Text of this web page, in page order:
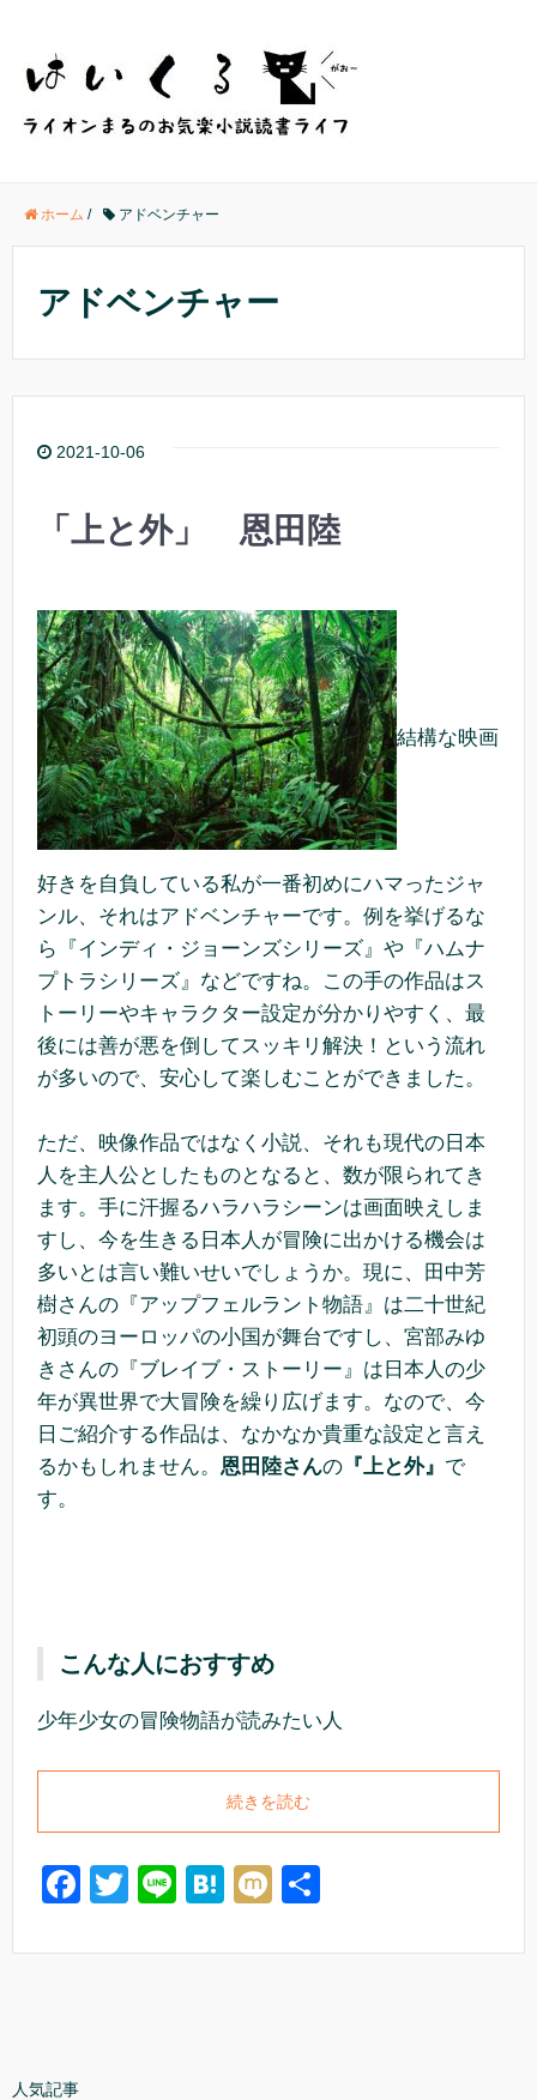
ホーム / アドベンチャー
アドベンチャー
2021-10-06
「上と外」 恩田陸
結構な映画
好きを自負している私が一番初めにハマったジャ
ンル、それはアドベンチャーです。例を挙げるな
ら『インディ・ジョーンズシリーズ』や『ハムナ
プトラシリーズ』などですね。この手の作品はス
トーリーやキャラクター設定が分かりやすく、最
後には善が悪を倒してスッキリ解決！という流れ
が多いので、安心して楽しむことができました。
ただ、映像作品ではなく小説、それも現代の日本
人を主人公としたものとなると、数が限られてき
ます。手に汗握るハラハラシーンは画面映えしま
すし、今を生きる日本人が冒険に出かける機会は
多いとは言い難いせいでしょうか。現に、田中芳
樹さんの『アップフェルラント物語』は二十世紀
初頭のヨーロッパの小国が舞台ですし、宮部みゆ
きさんの『ブレイブ・ストーリー』は日本人の少
年が異世界で大冒険を繰り広げます。なので、今
日ご紹介する作品は、なかなか貴重な設定と言え
るかもしれません。 恩田陸さんの 『上と外』 で
す。
こんな人におすすめ
少年少女の冒険物語が読みたい人
続きを読む
F
c
T
tt
Li
e
H
e
M
人気記事